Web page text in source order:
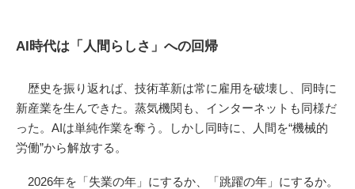
AI時代は「人間らしさ」への回帰
歴史を振り返れば、技術革新は常に雇用を破壊し、同時に
新産業を生んできた。蒸気機関も、インターネットも同様だ
った。AIは単純作業を奪う。しかし同時に、人間を“機械的
労働”から解放する。
2026年を「失業の年」にするか、「跳躍の年」にするか。